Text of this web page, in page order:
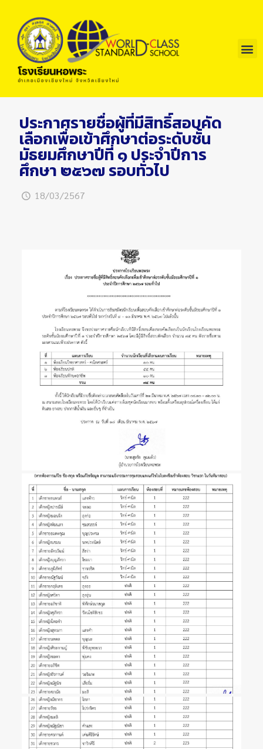
ประกาศรายชื่อผู้ที่มีสิทธิ์สอบคัด
เลือกเพื่อเข้าศึกษาต่อระดับชั้น
มัธยมศึกษาปีที่ ๑ ประจำปีการ
ศึกษา ๒๕๖๗ รอบทั่วไป
18/03/2567